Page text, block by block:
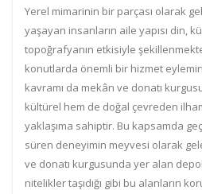
Yerel mimarinin bir parçası olarak
yaşayan insanların aile yapısı din,
topoğrafyanın etkisiyle
konutlarda önemli bir hizmet
kavramı da mekân ve donatı
kültürel hem de doğal çevreden
yaklaşıma sahiptir. Bu kapsamda
süren deneyimin meyvesi olarak
ve donatı kurgusunda yer alan
nitelikler taşıdığı gibi bu alanların